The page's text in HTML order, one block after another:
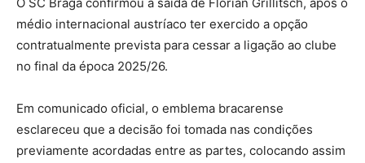
médio internacional austríaco ter exercido a opção
contratualmente prevista para cessar a ligação ao clube
no final da época 2025/26.
Em comunicado oficial, o emblema bracarense
esclareceu que a decisão foi tomada nas condições
previamente acordadas entre as partes, colocando assim